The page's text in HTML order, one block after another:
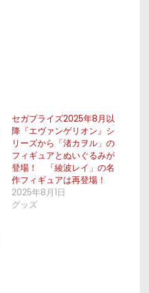
セガプライズ2025年8月以
降『エヴァンゲリオン』シ
リーズから「渚カヲル」の
フィギュアとぬいぐるみが
登場！ 「綾波レイ」の名
作フィギュアは再登場！
2025年8月1日
グッズ